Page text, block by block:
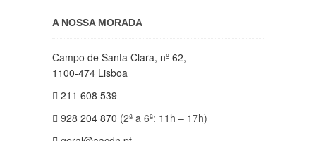
A NOSSA MORADA
Campo de Santa Clara, nº 62,
1100-474 Lisboa
211 608 539
928 204 870 (2ª a 6ª: 11h – 17h)